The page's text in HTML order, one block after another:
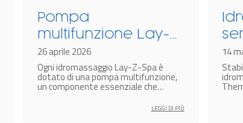
Pompa
multifunzione Lay-
Z-Spa: cos’è e come
funziona?
26 aprile 2026
Ogni idromassaggio Lay-Z-Spa è
dotato di una pompa multifunzione,
un componente essenziale che
consente di gestire in modo semplice
e intuitivo tutte le funzioni principali
della spa: riscaldamento dell’acqua,
LEGGI DI PIÙ
14